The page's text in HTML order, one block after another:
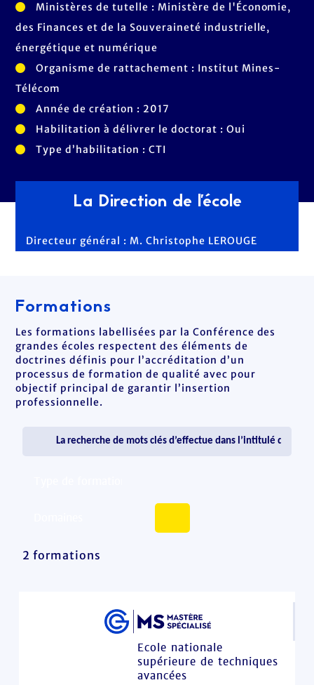
Ministères de tutelle : Ministère de l'Économie,
des Finances et de la Souveraineté industrielle,
énergétique et numérique
Organisme de rattachement : Institut Mines-
Télécom
Année de création : 2017
Habilitation à délivrer le doctorat : Oui
Type d’habilitation : CTI
La Direction de l'école
Directeur général : M. Christophe LEROUGE
Formations
Les formations labellisées par la Conférence des
grandes écoles respectent des éléments de
doctrines définis pour l’accréditation d’un
processus de formation de qualité avec pour
objectif principal de garantir l’insertion
professionnelle.
2 formations
Ecole nationale
supérieure de techniques
avancées